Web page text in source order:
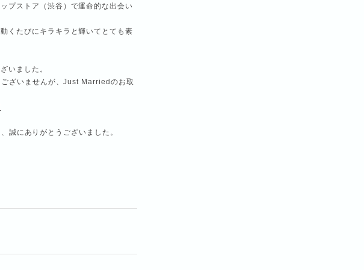
プストア（渋谷）で運命的な出会い
くたびにキラキラと輝いてとても素
いました。
ざいませんが、Just Marriedのお取
誠にありがとうございました。